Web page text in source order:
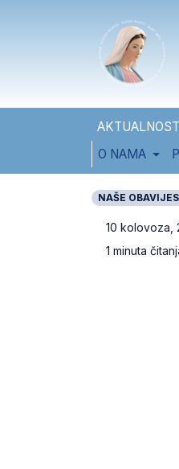
AKTUALNOSTI
O NAMA
NAŠE
10 kolovoza,
1 minuta